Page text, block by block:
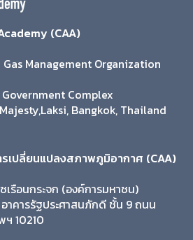
(CAA)
Management Organization
Complex
Bangkok, Thailand
เปลี่ยนแปลงสภาพภูมิอากาศ (CAA)
เรือนกระจก (องค์การมหาชน)
าคารรัฐประศาสนภักดี ชั้น 9 ถนน
10210